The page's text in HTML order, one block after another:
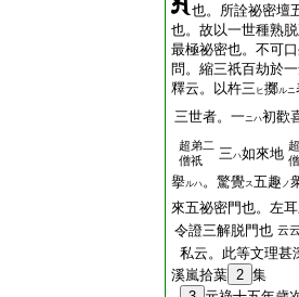
也。所詮祕密壇
也。故以一世種熟
最極祕密也。不可
問。縮三祇百劫於
釋云。以杵三 ヒ擲ルニ
三世者。一ニハ初歡
超弟二
僧祇
三ハ如來地
擧ルハ。驚覺ス五趣 ノ
來五祕密門也。左
令證三解脱門也 云
私云。此等文理甚
溪嵐拾葉 2 集